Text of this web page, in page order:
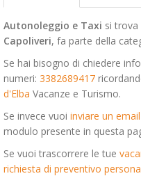
Autonoleggio e Taxi si trova
Capoliveri, fa parte della
Se hai bisogno di chiedere
numeri: 3382689417
d'Elba Vacanze e Turismo.
Se invece vuoi inviare un
modulo presente in questa
Se vuoi trascorrere le tue
richiesta di preventivo